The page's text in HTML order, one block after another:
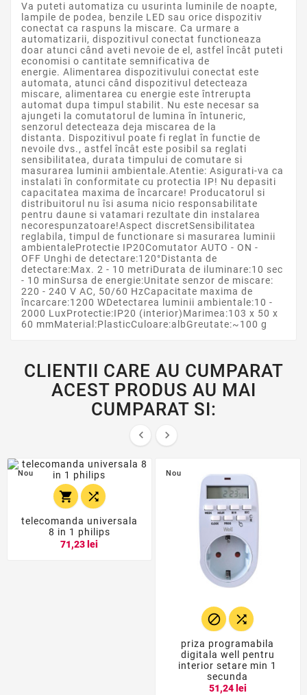
Va puteti automatiza cu usurinta luminile de noapte,
lampile de podea, benzile LED sau orice dispozitiv
conectat ca raspuns la miscare. Ca urmare a
automatizarii, dispozitivul conectat functioneaza
doar atunci când aveti nevoie de el, astfel încât puteti
economisi o cantitate semnificativa de
energie. Alimentarea dispozitivului conectat este
automata, atunci când dispozitivul detecteaza
miscare, alimentarea cu energie este întrerupta
automat dupa timpul stabilit. Nu este necesar sa
ajungeti la comutatorul de lumina în întuneric,
senzorul detecteaza deja miscarea de la
distanta. Dispozitivul poate fi reglat în functie de
nevoile dvs., astfel încât este posibil sa reglati
sensibilitatea, durata timpului de comutare si
masurarea luminii ambientale.Atentie: Asigurati-va ca
instalati în conformitate cu protectia IP! Nu depasiti
capacitatea maxima de încarcare! Producatorul si
distribuitorul nu îsi asuma nicio responsabilitate
pentru daune si vatamari rezultate din instalarea
necorespunzatoare!Aspect discretSensibilitatea
reglabila, timpul de functionare si masurarea luminii
ambientaleProtectie IP20Comutator AUTO - ON -
OFF Unghi de detectare:120°Distanta de
detectare:Max. 2 - 10 metriDurata de iluminare:10 sec
- 10 minSursa de energie:Unitate senzor de miscare:
220 - 240 V AC, 50/60 HzCapacitate maxima de
încarcare:1200 WDetectarea luminii ambientale:10 -
2000 LuxProtectie:IP20 (interior)Marimea:103 x 50 x
60 mmMaterial:PlasticCuloare:albGreutate:~100 g
CLIENTII CARE AU CUMPARAT
ACEST PRODUS AU MAI
CUMPARAT SI:
 
Nou
 
telecomanda universala
8 in 1 philips
71,23 lei
Nou
 
priza programabila
digitala well pentru
interior setare min 1
secunda
51,24 lei